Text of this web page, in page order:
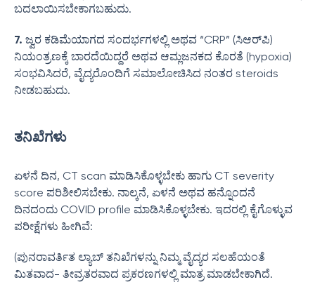
ಬದಲಾಯಿಸಬೇಕಾಗಬಹುದು.
7. ಜ್ವರ ಕಡಿಮೆಯಾಗದ ಸಂದರ್ಭಗಳಲ್ಲಿ ಅಥವ “CRP” (ಸಿಆರ್‌ಪಿ)
ನಿಯಂತ್ರಣಕ್ಕೆ ಬಾರದೆಯಿದ್ದರೆ ಅಥವ ಆಮ್ಲಜನಕದ ಕೊರತೆ (hypoxia)
ಸಂಭವಿಸಿದರೆ, ವೈದ್ಯರೊಂದಿಗೆ ಸಮಾಲೋಚಿಸಿದ ನಂತರ steroids
ನೀಡಬಹುದು.
ತನಿಖೆಗಳು
ಏಳನೆ ದಿನ, CT scan ಮಾಡಿಸಿಕೊಳ್ಳಬೇಕು ಹಾಗು CT severity
score ಪರಿಶೀಲಿಸಬೇಕು. ನಾಲ್ಕನೆ, ಏಳನೆ ಅಥವ ಹನ್ನೊಂದನೆ
ದಿನದಂದು COVID profile ಮಾಡಿಸಿಕೊಳ್ಳಬೇಕು. ಇದರಲ್ಲಿ ಕೈಗೊಳ್ಳುವ
ಪರೀಕ್ಷೆಗಳು ಹೀಗಿವೆ:
(ಪುನರಾವರ್ತಿತ ಲ್ಯಾಬ್ ತನಿಖೆಗಳನ್ನು ನಿಮ್ಮ ವೈದ್ಯರ ಸಲಹೆಯಂತೆ
ಮಿತವಾದ- ತೀವ್ರತರವಾದ ಪ್ರಕರಣಗಳಲ್ಲಿ ಮಾತ್ರ ಮಾಡಬೇಕಾಗಿದೆ.